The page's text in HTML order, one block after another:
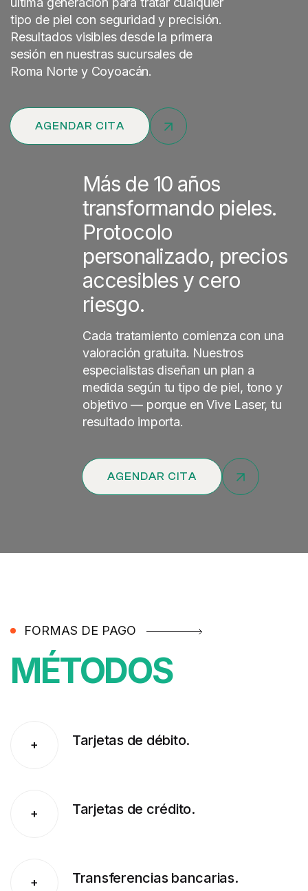
tipo de piel con seguridad y precisión.
Resultados visibles desde la primera
sesión en nuestras sucursales de
Roma Norte y Coyoacán.
AGENDAR CITA
Más de 10 años
transformando pieles.
Protocolo
personalizado, precios
accesibles y cero
riesgo.
Cada tratamiento comienza con una
valoración gratuita. Nuestros
especialistas diseñan un plan a
medida según tu tipo de piel, tono y
objetivo — porque en Vive Laser, tu
resultado importa.
AGENDAR CITA
FORMAS DE PAGO
MÉTODOS
+ Tarjetas de débito.
+ Tarjetas de crédito.
+ Transferencias bancarias.